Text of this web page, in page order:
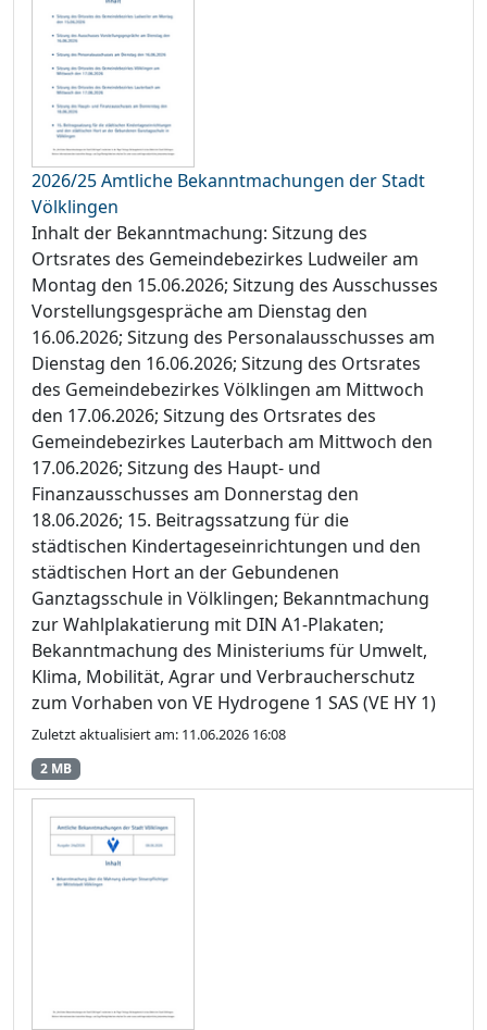
2026/25 Amtliche Bekanntmachungen der Stadt
Völklingen
Inhalt der Bekanntmachung: Sitzung des
Ortsrates des Gemeindebezirkes Ludweiler am
Montag den 15.06.2026; Sitzung des Ausschusses
Vorstellungsgespräche am Dienstag den
16.06.2026; Sitzung des Personalausschusses am
Dienstag den 16.06.2026; Sitzung des Ortsrates
des Gemeindebezirkes Völklingen am Mittwoch
den 17.06.2026; Sitzung des Ortsrates des
Gemeindebezirkes Lauterbach am Mittwoch den
17.06.2026; Sitzung des Haupt- und
Finanzausschusses am Donnerstag den
18.06.2026; 15. Beitragssatzung für die
städtischen Kindertageseinrichtungen und den
städtischen Hort an der Gebundenen
Ganztagsschule in Völklingen; Bekanntmachung
zur Wahlplakatierung mit DIN A1-Plakaten;
Bekanntmachung des Ministeriums für Umwelt,
Klima, Mobilität, Agrar und Verbraucherschutz
zum Vorhaben von VE Hydrogene 1 SAS (VE HY 1)
Zuletzt aktualisiert am: 11.06.2026 16:08
2 MB